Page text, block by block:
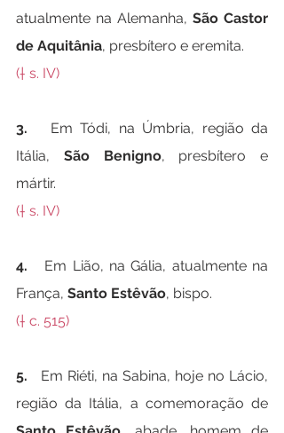
atualmente na Alemanha, São Castor
de Aquitânia, presbítero e eremita.
(† s. IV)
3. Em Tódi, na Úmbria, região da
Itália, São Benigno, presbítero e
mártir.
(† s. IV)
4. Em Lião, na Gália, atualmente na
França, Santo Estêvão, bispo.
(† c. 515)
5. Em Riéti, na Sabina, hoje no Lácio,